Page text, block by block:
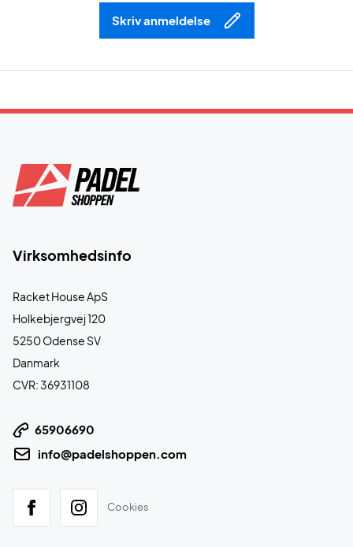
Skriv anmeldelse
Virksomhedsinfo
Racket House ApS
Holkebjergvej 120
5250 Odense SV
Danmark
CVR: 36931108
65906690
info@padelshoppen.com
Cookies